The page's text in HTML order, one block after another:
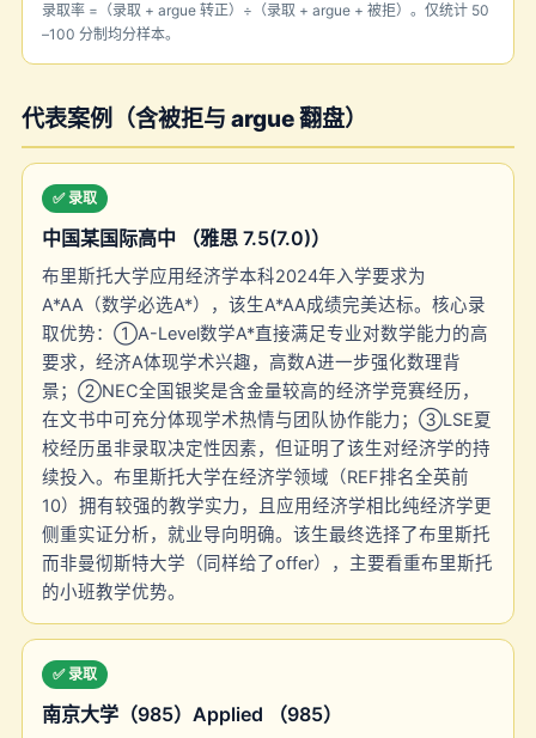
录取率 =（录取 + argue 转正）÷（录取 + argue + 被拒）。仅统计 50
–100 分制均分样本。
代表案例（含被拒与 argue 翻盘）
✅ 录取
中国某国际高中 （雅思 7.5(7.0)）
布里斯托大学应用经济学本科2024年入学要求为
A*AA（数学必选A*），该生A*AA成绩完美达标。核心录
取优势：①A-Level数学A*直接满足专业对数学能力的高
要求，经济A体现学术兴趣，高数A进一步强化数理背
景；②NEC全国银奖是含金量较高的经济学竞赛经历，
在文书中可充分体现学术热情与团队协作能力；③LSE夏
校经历虽非录取决定性因素，但证明了该生对经济学的持
续投入。布里斯托大学在经济学领域（REF排名全英前
10）拥有较强的教学实力，且应用经济学相比纯经济学更
侧重实证分析，就业导向明确。该生最终选择了布里斯托
而非曼彻斯特大学（同样给了offer），主要看重布里斯托
的小班教学优势。
✅ 录取
南京大学（985）Applied （985）